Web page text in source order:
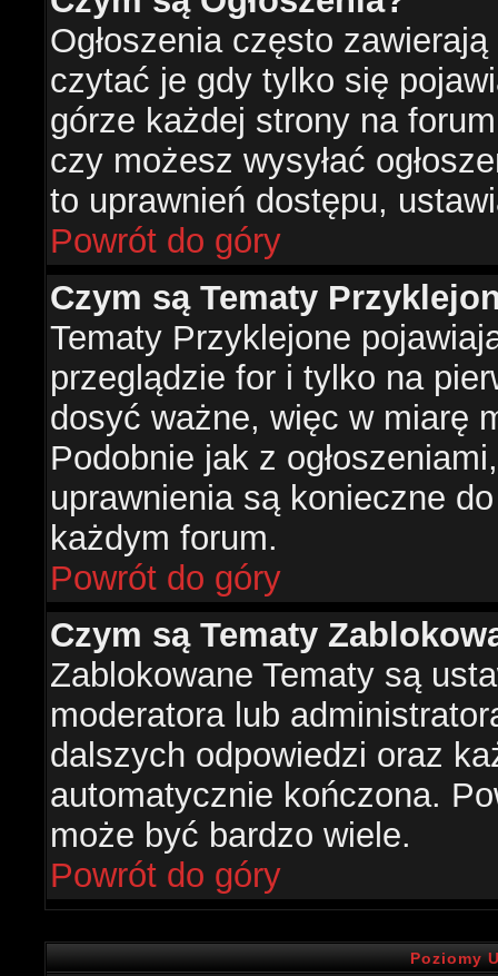
Ogłoszenia często
czytać je gdy tylko się
górze każdej strony na
czy możesz wysyłać
to uprawnień dostępu,
Powrót do góry
Czym są Tematy
Tematy Przyklejone
przeglądzie for i tylko na
dosyć ważne, więc w miarę
Podobnie jak z
uprawnienia są konieczne
każdym forum.
Powrót do góry
Czym są Tematy
Zablokowane Tematy są
moderatora lub
dalszych odpowiedzi oraz
automatycznie kończona.
może być bardzo wiele.
Powrót do góry
Poziomy